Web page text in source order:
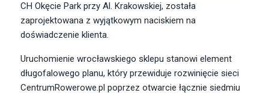
CH Okęcie Park przy Al. Krakowskiej, została
zaprojektowana z wyjątkowym naciskiem na
doświadczenie klienta.
Uruchomienie wrocławskiego sklepu stanowi element
długofalowego planu, który przewiduje rozwinięcie sieci
CentrumRowerowe.pl poprzez otwarcie łącznie siedmiu